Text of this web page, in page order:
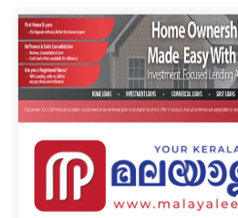
Skip
to
content